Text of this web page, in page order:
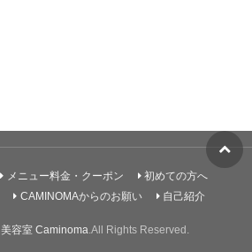
メニュー料金・クーポン
初めての方へ
CAMINOMAからのお願い 自己紹介
美容室 Caminoma .All Rights Reserved.